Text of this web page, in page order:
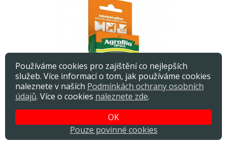
ATAK Ektosol Odpuzovač parazitů psů SpotOn M 3ks
4,19 €
Bez DPH: 3,41 €
Používáme cookies pro zajištění co nejlepších
služeb. Více informací o tom, jak používáme cookies
naleznete v naších Podmínkách ochrany osobních
údajů. Více o cookies naleznete zde.
OK
Pouze povinné cookies